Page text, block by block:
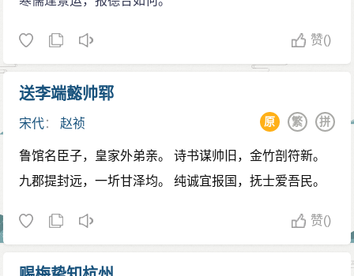
赵祯的三个儿子全部早夭，他于是在景佑二年
（1035年）将濮王赵允让第十三子赵宗实（后改名赵
二年（1039年）豫王赵昕出生后，赵祯又将赵宗实送出
赵昕早夭，而赵祯晚年无子，最终只得于嘉祐七年
（1062年）八月立赵宗实为皇子。
崩逝汴梁
至和三年（1056年）正月，赵祯在临朝受文武百官
在紫宸殿拜见赵祯，赵祯语无伦次。宰相文彦博只好对
赞()
送李端懿帅郓
宋代：赵祯 拼
繁
原
鲁馆名臣子，皇家外弟亲。 诗书谋帅旧，金竹剖符新。
九郡提封远，一圻甘泽均。 纯诚宜报国，抚士爱吾民。
赞()